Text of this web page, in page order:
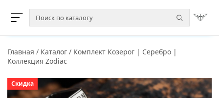
Главная / Каталог / Комплект Козерог | Серебро |
Коллекция Zodiac
Скидка